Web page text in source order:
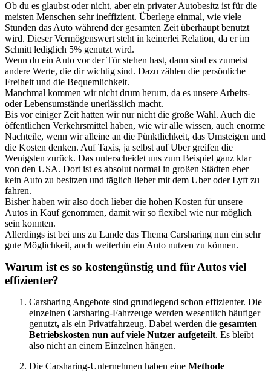
Ob du es glaubst oder nicht, aber ein privater Autobesitz ist für die
meisten Menschen sehr ineffizient. Überlege einmal, wie viele
Stunden das Auto während der gesamten Zeit überhaupt benutzt
wird. Dieser Vermögenswert steht in keinerlei Relation, da er im
Schnitt lediglich 5% genutzt wird.
Wenn du ein Auto vor der Tür stehen hast, dann sind es zumeist
andere Werte, die dir wichtig sind. Dazu zählen die persönliche
Freiheit und die Bequemlichkeit.
Manchmal kommen wir nicht drum herum, da es unsere Arbeits-
oder Lebensumstände unerlässlich macht.
Bis vor einiger Zeit hatten wir nur nicht die große Wahl. Auch die
öffentlichen Verkehrsmittel haben, wie wir alle wissen, auch enorme
Nachteile, wenn wir alleine an die Pünktlichkeit, das Umsteigen und
die Kosten denken. Auf Taxis, ja selbst auf Uber greifen die
Wenigsten zurück. Das unterscheidet uns zum Beispiel ganz klar
von den USA. Dort ist es absolut normal in großen Städten eher
kein Auto zu besitzen und täglich lieber mit dem Uber oder Lyft zu
fahren.
Bisher haben wir also doch lieber die hohen Kosten für unsere
Autos in Kauf genommen, damit wir so flexibel wie nur möglich
sein konnten.
Allerdings ist bei uns zu Lande das Thema Carsharing nun ein sehr
gute Möglichkeit, auch weiterhin ein Auto nutzen zu können.
Warum ist es so kostengünstig und für Autos viel
effizienter?
Carsharing Angebote sind grundlegend schon effizienter. Die
einzelnen Carsharing-Fahrzeuge werden wesentlich häufiger
genutzt, als ein Privatfahrzeug. Dabei werden die gesamten
Betriebskosten nun auf viele Nutzer aufgeteilt. Es bleibt
also nicht an einem Einzelnen hängen.
Die Carsharing-Unternehmen haben eine Methode